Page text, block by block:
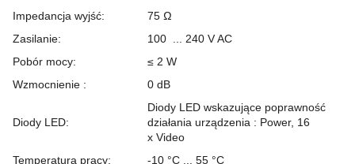
Impedancja wyjść:
75 Ω
Zasilanie: 100 ... 240 VAC
Pobór mocy:
≤ 2 W
Wzmocnienie : 0 dB
Diody LED:
Diody LED wskazujące poprawność
działania urządzenia : Power, 16
x Video
Temperatura pracy: -10 °C ... 55 °C